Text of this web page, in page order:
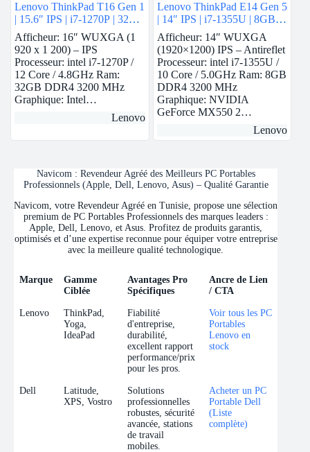
Lenovo ThinkPad T16 Gen 1
| 15.6″ IPS | i7-1270P | 32
GB Ram | intel Iris Xe | 512
GB SSD
Afficheur: 16″ WUXGA (1
920 x 1 200) – IPS
Processeur: intel i7-1270P /
12 Core / 4.8GHz Ram:
32GB DDR4 3200 MHz
Graphique: Intel…
Lenovo
Lenovo ThinkPad E14 Gen 5
| 14″ IPS | i7-1355U | 8GB
Ram | Nvidia MX550 | 512
GB SSD
Afficheur: 14″ WUXGA
(1920×1200) IPS – Antireflet
Processeur: intel i7-1355U /
10 Core / 5.0GHz Ram: 8GB
DDR4 3200 MHz
Graphique: NVIDIA
GeForce MX550 2…
Lenovo
Navicom : Revendeur Agréé des Meilleurs PC Portables
Professionnels (Apple, Dell, Lenovo, Asus) – Qualité Garantie
Navicom, votre Revendeur Agréé en Tunisie, propose une sélection
premium de PC Portables Professionnels des marques leaders :
Apple, Dell, Lenovo, et Asus. Profitez de produits garantis,
optimisés et d’une expertise reconnue pour équiper votre entreprise
avec la meilleure qualité technologique.
Marque
Gamme
Ciblée
Avantages Pro
Spécifiques
Ancre de Lien
/ CTA
Marque
Gamme
Ciblée
Avantages Pro
Spécifiques
Ancre de Lien
/ CTA
Lenovo
ThinkPad,
Yoga,
IdeaPad
Fiabilité
d'entreprise,
durabilité,
excellent rapport
performance/prix
pour les pros.
Voir tous les PC
Portables
Lenovo en
stock
Dell
Latitude,
XPS, Vostro
Solutions
professionnelles
robustes, sécurité
avancée, stations
de travail
mobiles.
Acheter un PC
Portable Dell
(Liste
complète)